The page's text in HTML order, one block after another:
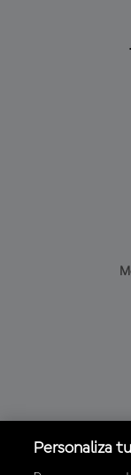
Personaliza